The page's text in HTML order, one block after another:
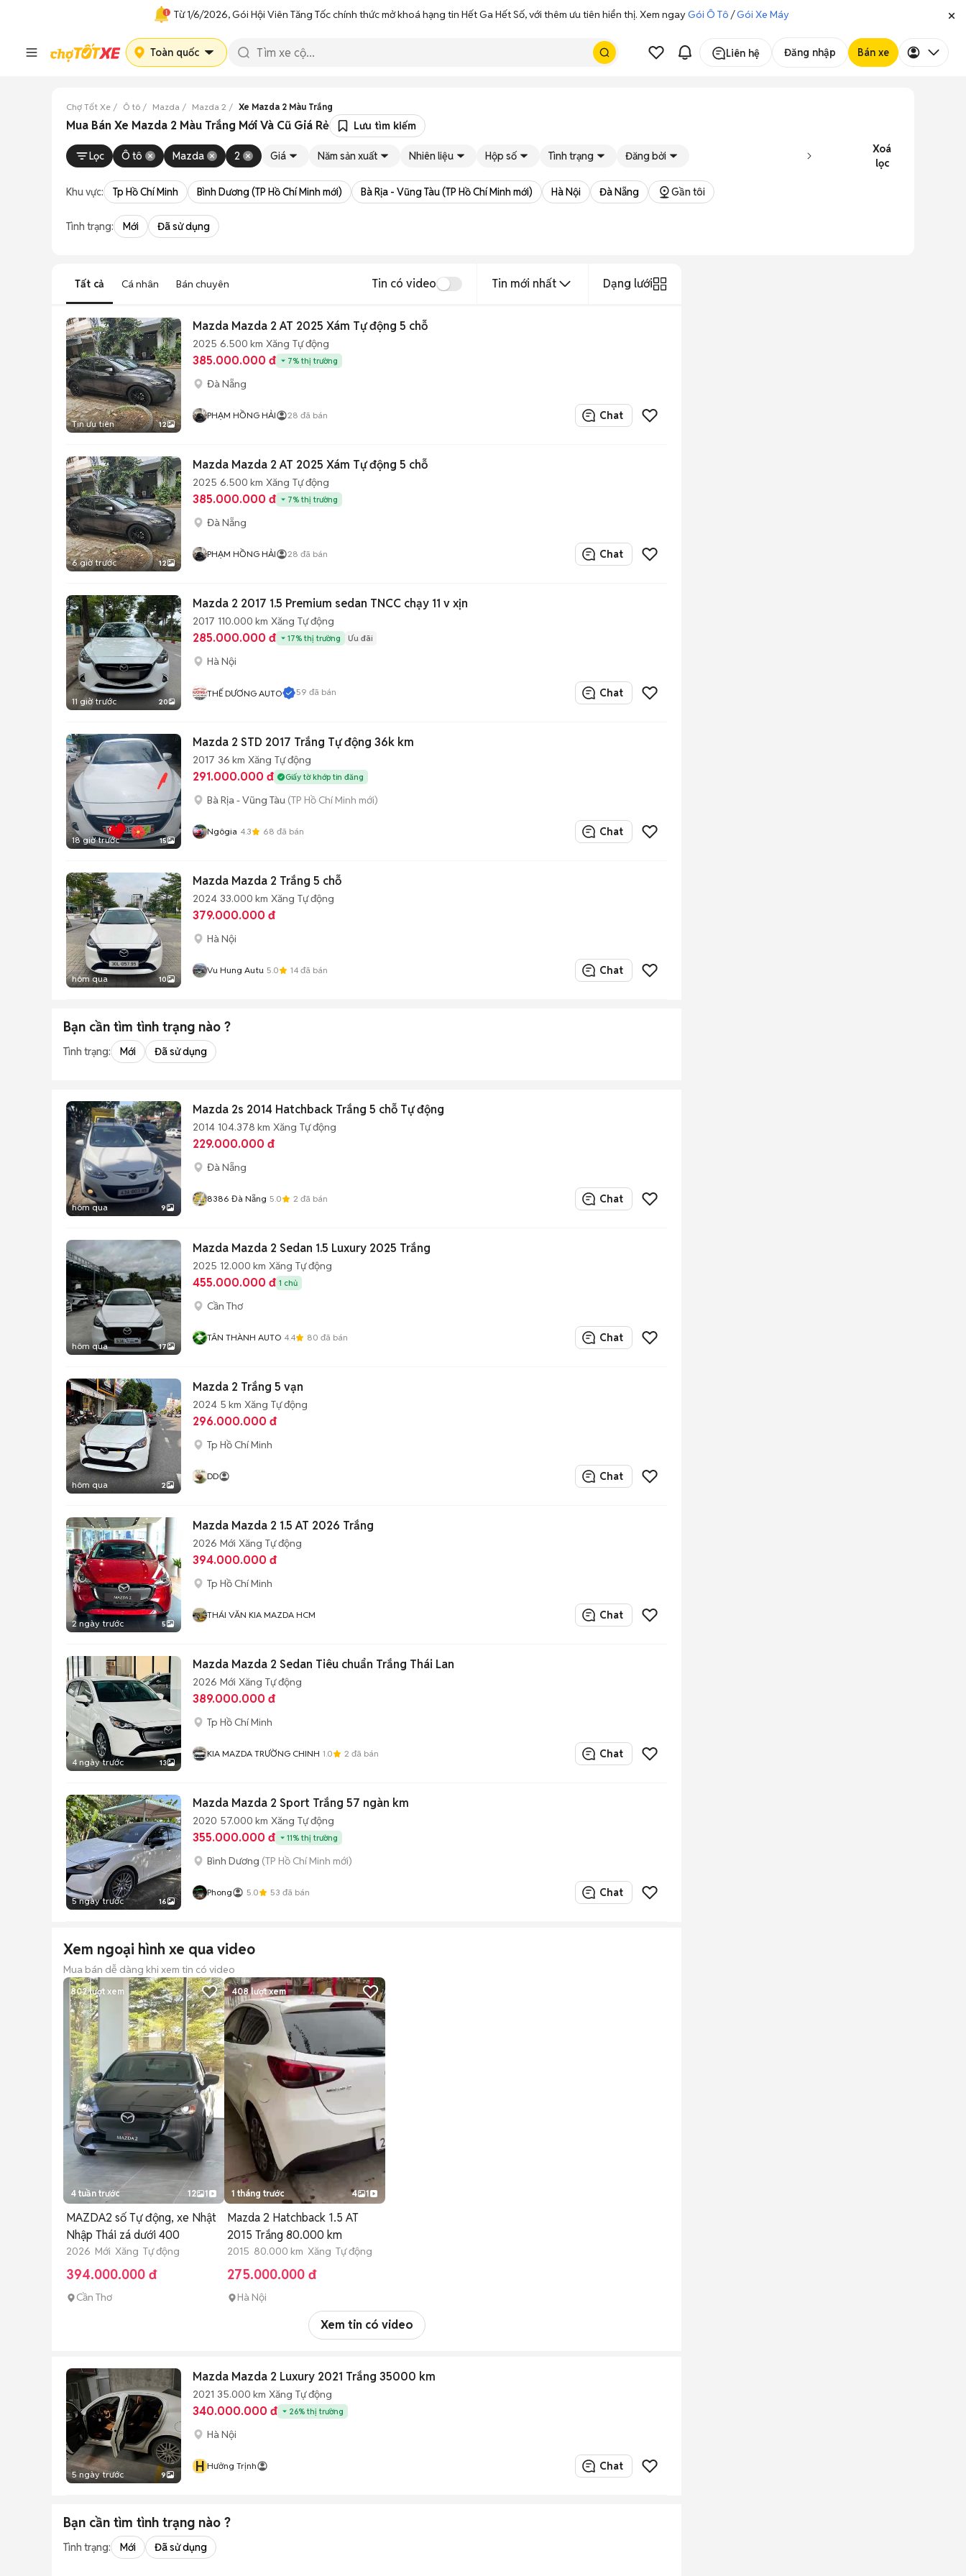
Từ 1/6/2026, Gói Hội Viên Tăng Tốc chính thức mở khoá hạng tin Hết Ga Hết Số, với thêm ưu tiên hiển thị. Xem ngayGói Ô Tô /Gói Xe Máy
Toàn quốc Liên hệ Đăng nhập Bán xe
Chợ Tốt Xe Ô tô Mazda Mazda 2 Xe Mazda 2 Màu Trắng
Mua Bán Xe Mazda 2 Màu Trắng Mới Và Cũ Giá Rẻ Lưu tìm kiếm
Lọc Ô tô Mazda 2 Giá Năm sản xuất Nhiên liệu Hộp số Tình trạng Đăng bởi
Xoá
lọc
Khu vực: Tp Hồ Chí Minh Bình Dương (TP Hồ Chí Minh mới) Bà Rịa - Vũng Tàu (TP Hồ Chí Minh mới) Hà Nội Đà Nẵng Gần tôi
Tình trạng: Mới Đã sử dụng
Tất cả Cá nhân Bán chuyên Tin có video Tin mới nhất Dạng lưới
Tin ưu tiên 12
Mazda Mazda 2 AT 2025 Xám Tự động 5 chỗ
2025 6.500 km Xăng Tự động
385.000.000 đ 7% thị trường
Đà Nẵng
PHẠM HỒNG HẢI 28 đã bán Chat
6 giờ trước 12
Mazda Mazda 2 AT 2025 Xám Tự động 5 chỗ
2025 6.500 km Xăng Tự động
385.000.000 đ 7% thị trường
Đà Nẵng
PHẠM HỒNG HẢI 28 đã bán Chat
11 giờ trước 20
Mazda 2 2017 1.5 Premium sedan TNCC chạy 11 v xịn
2017 110.000 km Xăng Tự động
285.000.000 đ 17% thị trường Ưu đãi
Hà Nội
THẾ DƯƠNG AUTO 59 đã bán Chat
18 giờ trước 15
Mazda 2 STD 2017 Trắng Tự động 36k km
2017 36 km Xăng Tự động
291.000.000 đ Giấy tờ khớp tin đăng
Bà Rịa - Vũng Tàu (TP Hồ Chí Minh mới)
Ngôgia 4.3 68 đã bán Chat
hôm qua 10
Mazda Mazda 2 Trắng 5 chỗ
2024 33.000 km Xăng Tự động
379.000.000 đ
Hà Nội
Vu Hung Autu 5.0 14 đã bán Chat
Bạn cần tìm tình trạng nào ?
Tình trạng: Mới Đã sử dụng
hôm qua 9
Mazda 2s 2014 Hatchback Trắng 5 chỗ Tự động
2014 104.378 km Xăng Tự động
229.000.000 đ
Đà Nẵng
8386 Đà Nẵng 5.0 2 đã bán Chat
hôm qua 17
Mazda Mazda 2 Sedan 1.5 Luxury 2025 Trắng
2025 12.000 km Xăng Tự động
455.000.000 đ 1 chủ
Cần Thơ
TÂN THÀNH AUTO 4.4 80 đã bán Chat
hôm qua 2
Mazda 2 Trắng 5 vạn
2024 5 km Xăng Tự động
296.000.000 đ
Tp Hồ Chí Minh
DD Chat
2 ngày trước 5
Mazda Mazda 2 1.5 AT 2026 Trắng
2026 Mới Xăng Tự động
394.000.000 đ
Tp Hồ Chí Minh
THÁI VĂN KIA MAZDA HCM Chat
4 ngày trước 13
Mazda Mazda 2 Sedan Tiêu chuẩn Trắng Thái Lan
2026 Mới Xăng Tự động
389.000.000 đ
Tp Hồ Chí Minh
KIA MAZDA TRƯỜNG CHINH 1.0 2 đã bán Chat
5 ngày trước 16
Mazda Mazda 2 Sport Trắng 57 ngàn km
2020 57.000 km Xăng Tự động
355.000.000 đ 11% thị trường
Bình Dương (TP Hồ Chí Minh mới)
Phong 5.0 53 đã bán Chat
Xem ngoại hình xe qua video
Mua bán dễ dàng khi xem tin có video
802lượt xem
4 tuần trước 12 1
MAZDA2 số Tự động, xe Nhật
Nhập Thái zá dưới 400
2026 Mới Xăng Tự động
394.000.000 đ
Cần Thơ
408lượt xem
1 tháng trước 4 1
Mazda 2 Hatchback 1.5 AT
2015 Trắng 80.000 km
2015 80.000 km Xăng Tự động
275.000.000 đ
Hà Nội
Xem tin có video
5 ngày trước 9
Mazda Mazda 2 Luxury 2021 Trắng 35000 km
2021 35.000 km Xăng Tự động
340.000.000 đ 26% thị trường
Hà Nội
H Hưởng Trịnh Chat
Bạn cần tìm tình trạng nào ?
Tình trạng: Mới Đã sử dụng